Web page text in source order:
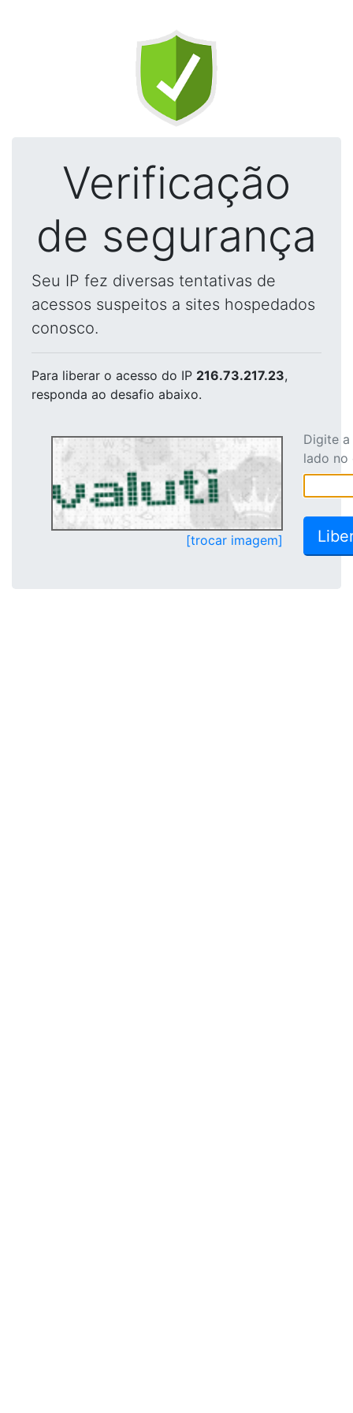
Verificação
de segurança
Seu IP fez diversas tentativas de
acessos suspeitos a sites hospedados
conosco.
Para liberar o acesso do IP 216.73.217.23,
responda ao desafio abaixo.
[trocar imagem]
Digite
lado no